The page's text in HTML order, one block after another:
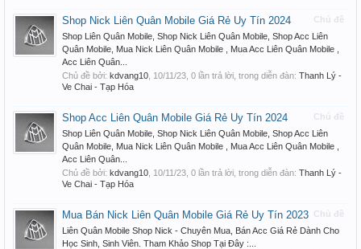
Chủ đề
Shop Nick Liên Quân Mobile Giá Rẻ Uy Tín 2024
Shop Liên Quân Mobile, Shop Nick Liên Quân Mobile, Shop Acc Liên
Quân Mobile, Mua Nick Liên Quân Mobile , Mua Acc Liên Quân Mobile ,
Acc Liên Quân...
Chủ đề bởi: kdvang10 10/11/23 , 0 lần trả lời, trong diễn đàn: Thanh Lý -
Ve Chai - Tạp Hóa
Chủ đề
Shop Acc Liên Quân Mobile Giá Rẻ Uy Tín 2024
Shop Liên Quân Mobile, Shop Nick Liên Quân Mobile, Shop Acc Liên
Quân Mobile, Mua Nick Liên Quân Mobile , Mua Acc Liên Quân Mobile ,
Acc Liên Quân...
Chủ đề bởi: kdvang10 10/11/23 , 0 lần trả lời, trong diễn đàn: Thanh Lý -
Ve Chai - Tạp Hóa
Chủ đề
Mua Bán Nick Liên Quân Mobile Giá Rẻ Uy Tín 2023
Liên Quân Mobile Shop Nick - Chuyên Mua, Bán Acc Giá Rẻ Dành Cho
Học Sinh, Sinh Viên. Tham Khảo Shop Tại Đây :...